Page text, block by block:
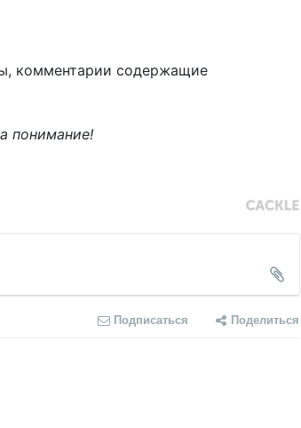
комментарии содержащие
понимание!
Подписаться Поделиться